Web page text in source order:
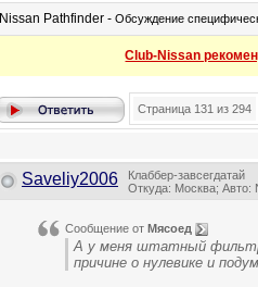
Nissan Pathfinder - Обсуждение
Club-Nissan
Страница 131 из 294
Saveliy2006
Клаббер-завсегдатай
Откуда: Москва; Авто:
Сообщение от Мясоед
А у меня штатный фильтр
причине о нулевике и